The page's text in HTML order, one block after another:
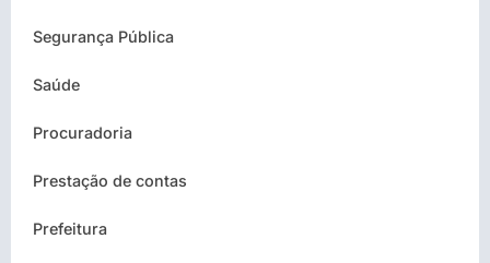
Segurança Pública
Saúde
Procuradoria
Prestação de contas
Prefeitura